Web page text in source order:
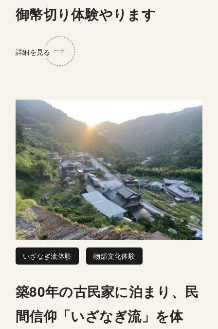
御幣切り体験やります
詳細を見る
いざなぎ流体験 物部文化体験
築80年の古民家に泊まり、民
間信仰「いざなぎ流」を体